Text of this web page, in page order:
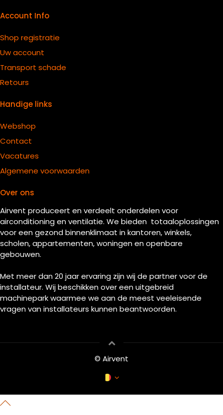
Account Info
Shop registratie
Uw account
Transport schade
Retours
Handige links
Webshop
Contact
Vacatures
Algemene voorwaarden
Over ons
Airvent produceert en verdeelt onderdelen voor
airconditioning en ventilatie. We bieden totaaloplossingen
voor een gezond binnenklimaat in kantoren, winkels,
scholen, appartementen, woningen en openbare
gebouwen.
Met meer dan 20 jaar ervaring zijn wij de partner voor de
installateur. Wij beschikken over een uitgebreid
machinepark waarmee we aan de meest veeleisende
vragen van installateurs kunnen beantwoorden.
© Airvent